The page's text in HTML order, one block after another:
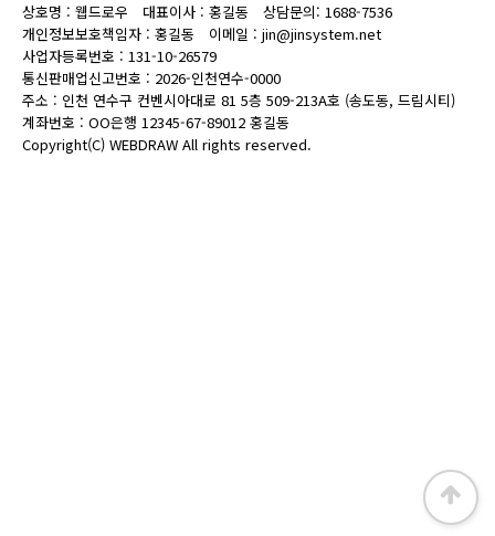
상호명 : 웹드로우 대표이사 : 홍길동 상담문의: 1688-7536
개인정보보호책임자 : 홍길동
이메일 : jin@jinsystem.net
사업자등록번호 : 131-10-26579
통신판매업신고번호 : 2026-인천연수-0000
주소 : 인천 연수구 컨벤시아대로 81 5층 509-213A호 (송도동, 드림시티)
계좌번호 : OO은행 12345-67-89012 홍길동
Copyright(C) WEBDRAW All rights reserved.